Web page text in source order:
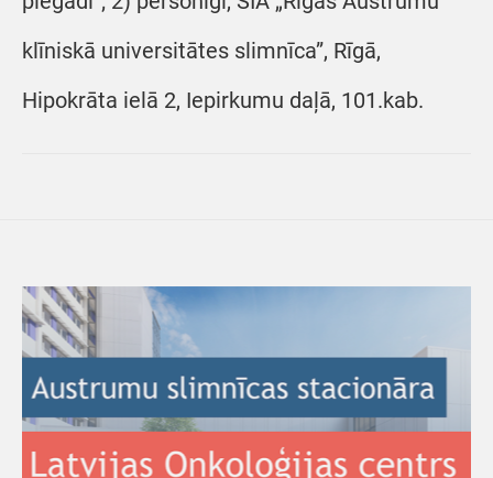
klīniskā universitātes slimnīca”, Rīgā,
Hipokrāta ielā 2, Iepirkumu daļā, 101.kab.